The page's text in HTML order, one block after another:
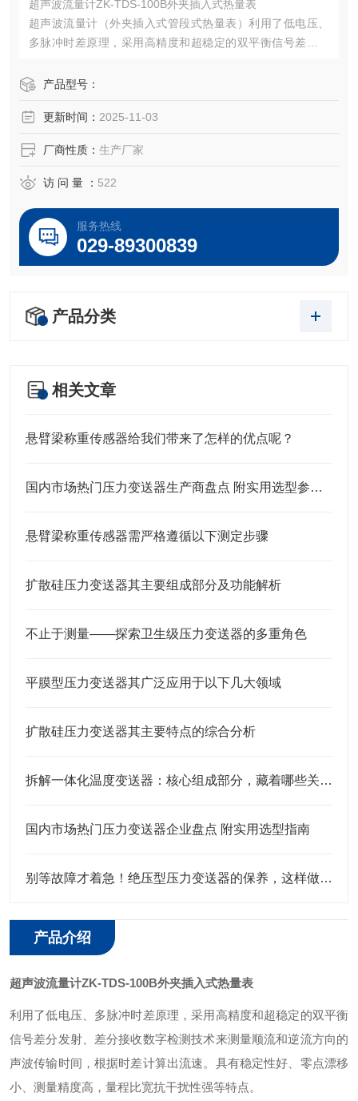
超声波流量计ZK-TDS-100B外夹插入式热量表
超声波流量计（外夹插入式管段式热量表）利用了低电压、
多脉冲时差原理，采用高精度和超稳定的双平衡信号差分发
输时间，根据时差计算出流速。具有稳定性好、零点漂移
产品型号：
更新时间： 2025-11-03
厂商性质： 生产厂家
访 问 量 ： 522
服务热线
029-89300839
产品分类
相关文章
悬臂梁称重传感器给我们带来了怎样的优点呢？
国内市场热门压力变送器生产商盘点 附实用选型参考指南
悬臂梁称重传感器需严格遵循以下测定步骤
扩散硅压力变送器其主要组成部分及功能解析
不止于测量——探索卫生级压力变送器的多重角色
平膜型压力变送器其广泛应用于以下几大领域
扩散硅压力变送器其主要特点的综合分析
拆解一体化温度变送器：核心组成部分，藏着哪些关键“密码”？
国内市场热门压力变送器企业盘点 附实用选型指南
别等故障才着急！绝压型压力变送器的保养，这样做才靠谱
产品介绍
超声波流量计ZK-TDS-100B外夹插入式热量表
利用了低电压、多脉冲时差原理，采用高精度和超稳定的双平衡
信号差分发射、差分接收数字检测技术来测量顺流和逆流方向的
声波传输时间，根据时差计算出流速。具有稳定性好、零点漂移
小、测量精度高，量程比宽抗干扰性强等特点。